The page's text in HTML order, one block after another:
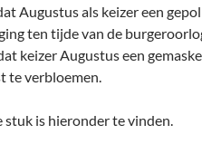
Augustus als keizer een
ten tijde van de
keizer Augustus een
te verbloemen.
stuk is hieronder te vinden.